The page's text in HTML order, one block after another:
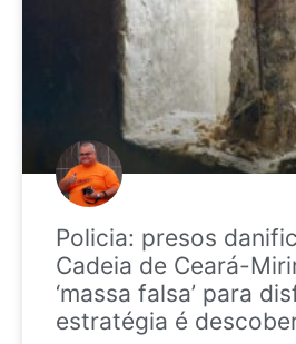
Policia: presos
Cadeia de Ceará-
‘massa falsa’ para
estratégia é